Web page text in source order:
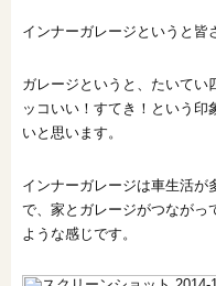
インナーガレージというと皆
ガレージというと、たいてい
ッコいい！すてき！という印
いと思います。
インナーガレージは車生活が
で、家とガレージがつながっ
ような感じです。